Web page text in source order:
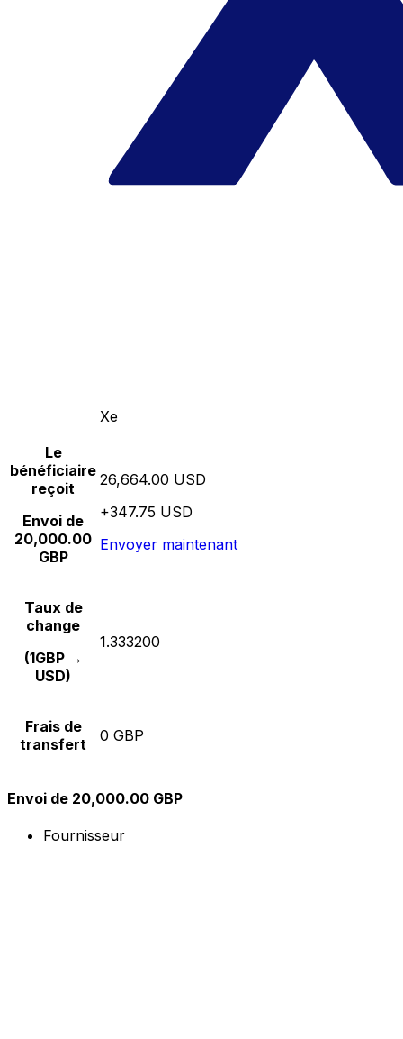
Xe
Le
bénéficiaire
reçoit
Envoi de
20,000.00
GBP
26,664.00 USD
+347.75 USD
Envoyer maintenant
Taux de
change
(1GBP →
USD)
1.333200
Frais de
transfert
0 GBP
Envoi de 20,000.00 GBP
Fournisseur